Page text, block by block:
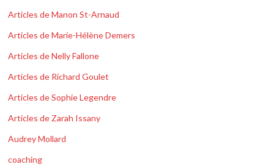
Articles de Manon St-Arnaud
Articles de Marie-Hélène Demers
Articles de Nelly Fallone
Articles de Richard Goulet
Articles de Sophie Legendre
Articles de Zarah Issany
Audrey Mollard
coaching